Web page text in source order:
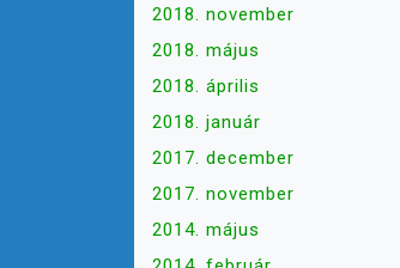
2018. november
2018. május
2018. április
2018. január
2017. december
2017. november
2014. május